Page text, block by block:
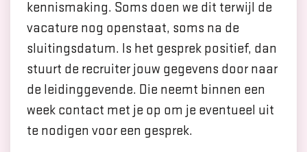
kennismaking. Soms doen we dit terwijl de
vacature nog openstaat, soms na de
sluitingsdatum. Is het gesprek positief, dan
stuurt de recruiter jouw gegevens door naar
de leidinggevende. Die neemt binnen een
week contact met je op om je eventueel uit
te nodigen voor een gesprek.